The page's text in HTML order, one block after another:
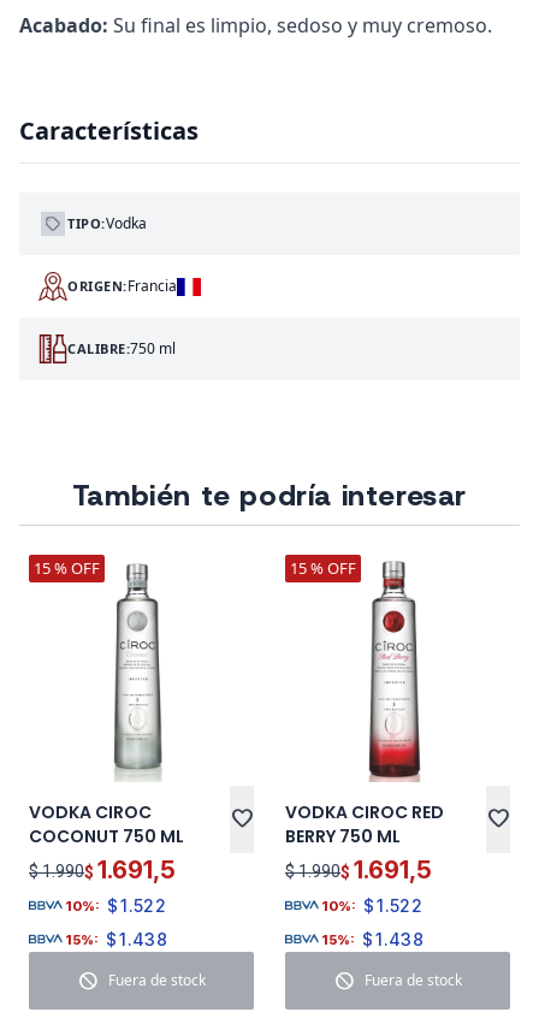
Acabado: Su final es limpio, sedoso y muy cremoso.
Características
TIPO:Vodka
ORIGEN:Francia
CALIBRE:750 ml
También te podría interesar
15 % OFF
VODKA CIROC
COCONUT 750 ML
favorite
$ 1.990$ 1.691,5
10%: $1.522
15%: $1.438
block Fuera de stock
15 % OFF
VODKA CIROC RED
BERRY 750 ML
favorite
$ 1.990$ 1.691,5
10%: $1.522
15%: $1.438
block Fuera de stock